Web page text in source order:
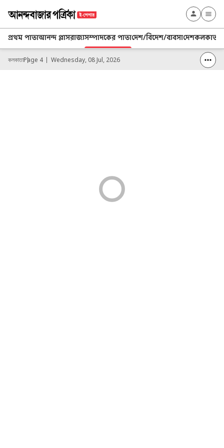
প্রথম পাতাআনন্দ প্লাসরাজ্যসম্পাদকের পাতাদেশ/বিদেশ/ব্যবসাদেশকলকাতা
কলকাতাPage 4 Wednesday, 08 Jul, 2026